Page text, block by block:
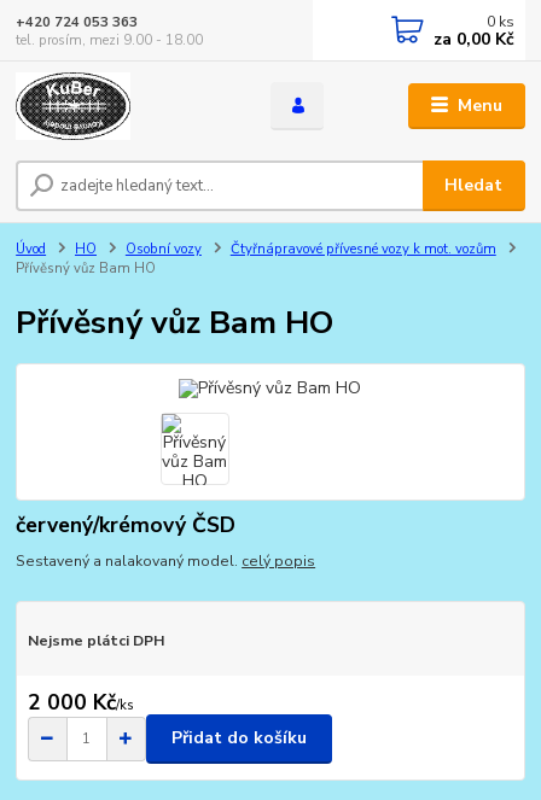
Menu
Hledat
+420 724 053 363
tel. prosím, mezi 9.00 - 18.00
0 ks
za 0,00 Kč
Úvod HO Osobní vozy
Čtyřnápravové přívesné vozy k mot. vozům
Přívěsný vůz Bam HO
Přívěsný vůz Bam HO
červený/krémový ČSD
Sestavený a nalakovaný model. celý popis
Nejsme plátci DPH
2 000 Kč/ks
Přidat do košíku